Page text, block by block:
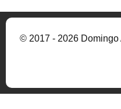
© 2017 - 2026 Domingo